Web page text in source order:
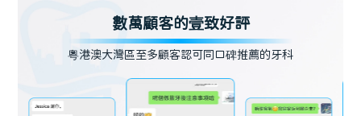
數萬顧客的壹致好評
粵港澳大灣區至多顧客認可同口碑推薦的牙科